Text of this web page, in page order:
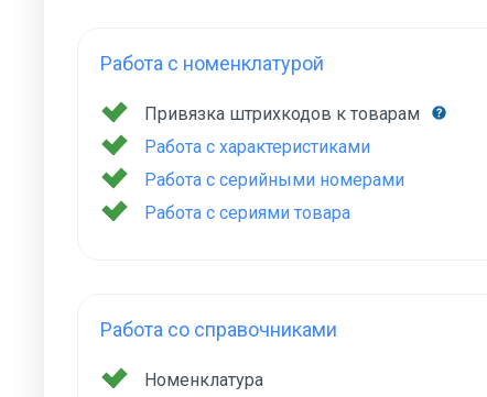
Работа с номенклатурой
Привязка штрихкодов к товарам
Работа с характеристиками
Работа с серийными номерами
Работа с сериями товара
Работа со справочниками
Номенклатура